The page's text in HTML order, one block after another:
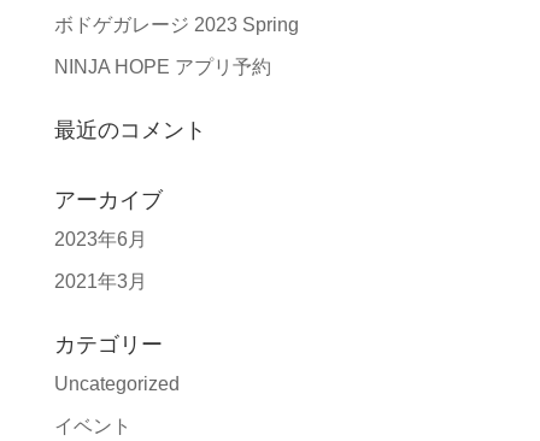
ボドゲガレージ 2023 Spring
NINJA HOPE アプリ予約
最近のコメント
アーカイブ
2023年6月
2021年3月
カテゴリー
Uncategorized
イベント